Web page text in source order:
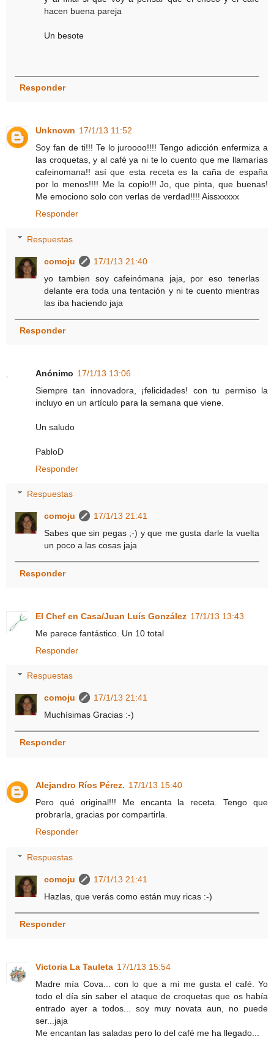
hacen buena pareja
Un besote
Responder
Unknown 17/1/13 11:52
Soy fan de ti!!! Te lo juroooo!!!! Tengo adicción enfermiza a
las croquetas, y al café ya ni te lo cuento que me llamarías
cafeinomana!! así que esta receta es la caña de españa
por lo menos!!!! Me la copio!!! Jo, que pinta, que buenas!
Me emociono solo con verlas de verdad!!!! Aissxxxxx
Responder
Respuestas
comoju
17/1/13 21:40
yo tambien soy cafeinómana jaja, por eso tenerlas
delante era toda una tentación y ni te cuento mientras
las iba haciendo jaja
Responder
Anónimo 17/1/13 13:06
Siempre tan innovadora, ¡felicidades! con tu permiso la
incluyo en un artículo para la semana que viene.
Un saludo
PabloD
Responder
Respuestas
comoju
17/1/13 21:41
Sabes que sin pegas ;-) y que me gusta darle la vuelta
un poco a las cosas jaja
Responder
El Chef en Casa/Juan Luís González 17/1/13 13:43
Me parece fantástico. Un 10 total
Responder
Respuestas
comoju
17/1/13 21:41
Muchísimas Gracias :-)
Responder
Alejandro Ríos Pérez. 17/1/13 15:40
Pero qué original!!! Me encanta la receta. Tengo que
probrarla, gracias por compartirla.
Responder
Respuestas
comoju
17/1/13 21:41
Hazlas, que verás como están muy ricas :-)
Responder
Victoria La Tauleta 17/1/13 15:54
Madre mía Cova... con lo que a mi me gusta el café. Yo
todo el día sin saber el ataque de croquetas que os había
entrado ayer a todos... soy muy novata aun, no puede
ser...jaja
Me encantan las saladas pero lo del café me ha llegado...